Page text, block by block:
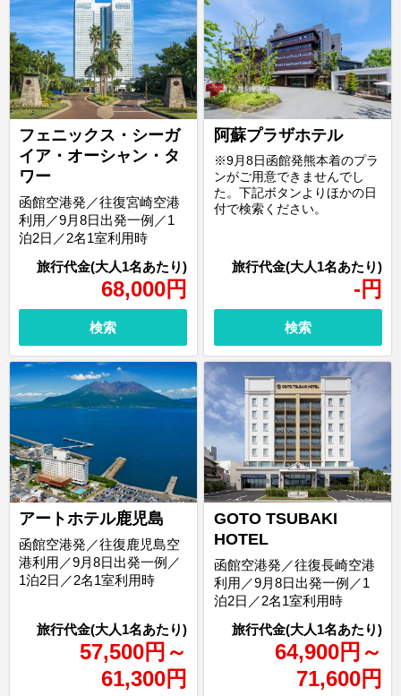
フェニックス・シーガ
イア・オーシャン・タ
ワー
68,000円
函館空港発／往復宮崎空港
利用／9月8日出発一例／1
泊2日／2名1室利用時
検索
阿蘇プラザホテル
- 円
※9月8日函館発熊本着のプラ
ンがご用意できませんでし
た。下記ボタンよりほかの日
付で検索ください。
検索
アートホテル鹿児島
57,500円 ～
61,300円
函館空港発／往復鹿児島空
港利用／9月8日出発一例／
1泊2日／2名1室利用時
GOTO TSUBAKI
HOTEL
64,900円 ～
71,600円
函館空港発／往復長崎空港
利用／9月8日出発一例／1
泊2日／2名1室利用時